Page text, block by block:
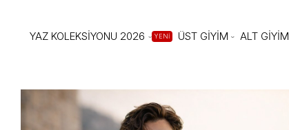
YAZ KOLEKSİYONU 2026 YENİ ÜST GİYİM ALT GİYİM